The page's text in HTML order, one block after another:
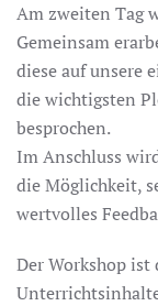
Am zweiten Tag
Gemeinsam
diese auf unsere
die wichtigsten
besprochen.
Im Anschluss
die Möglichkeit,
wertvolles
Der Workshop ist